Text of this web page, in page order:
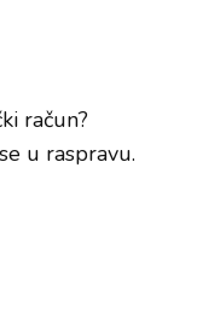
račun?
u raspravu.